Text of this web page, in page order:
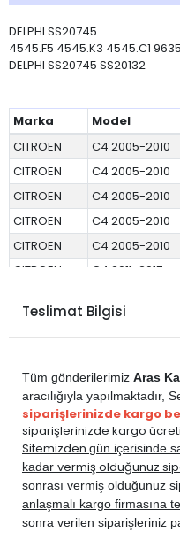
DELPHI SS20745
4545.F5 4545.K3 4545.C1
DELPHI SS20745 SS20132
Marka Model
CITROEN
C4 2005-2010
CITROEN
C4 2005-2010
CITROEN
C4 2005-2010
CITROEN
C4 2005-2010
CITROEN
C4 2005-2010
CITROEN
C4 2011-2017
CITROEN
C4 2011-2017
CITROEN
C4 2011-2017
CITROEN
C4 2011-2017
CITROEN
C4 2011-2017
PEUGEOT
307 2001-2006
PEUGEOT
307 2001-2006
PEUGEOT
307 2001-2006
PEUGEOT
307 2001-2006
Teslimat Bilgisi
Tüm gönderilerimiz Aras
aracılığıyla yapılmaktadır,
siparişlerinizde kargo
siparişlerinizde kargo ücreti
Sitemizden gün içerisinde
kadar vermiş olduğunuz
sonrası vermiş olduğunuz
anlaşmalı kargo firmasına
sonra verilen siparişleriniz